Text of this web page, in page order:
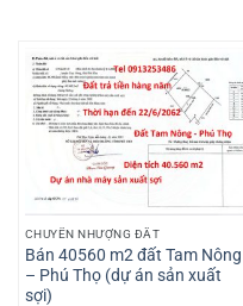
CHUYỂN NHƯỢNG ĐẤT
Bán 40560 m2 đất Tam Nông
– Phú Thọ (dự án sản xuất
sợi)